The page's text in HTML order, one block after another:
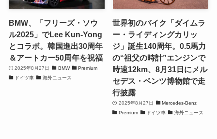
BMW、「フリーズ・ソウ
ル2025」でLee Kun-Yong
とコラボ。韓国進出30周年
＆アートカー50周年を祝福
2025年8月27日 BMW
Premium
ドイツ車
海外ニュース
世界初のバイク「ダイムラ
ー・ライディングカリッ
ジ」誕生140周年。0.5馬力
の“祖父の時計”エンジンで
時速12km、8月31日にメル
セデス・ベンツ博物館で走
行披露
2025年8月27日
Mercedes-Benz
Premium
ドイツ車 海外ニュース